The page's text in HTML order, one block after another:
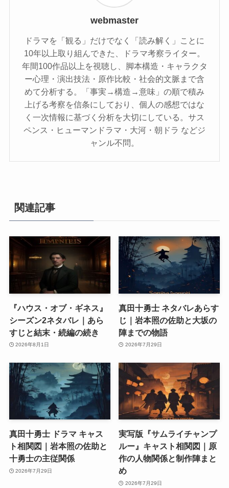
webmaster
ドラマを「観る」だけでなく「読み解く」ことに
10年以上取り組んできた、ドラマ考察ライター。
年間100作品以上を視聴し、脚本構造・キャラクタ
ー心理・演出技法・原作比較・社会的文脈まで含
めて分析する。「事実→構造→意味」の順で積み
上げる考察を信条にしており、個人の感想ではな
く一次情報に基づく分析を大切にしている。サス
ペンス・ヒューマンドラマ・大河・朝ドラ などジ
ャンル不問。
関連記事
『ハウス・オブ・ギネス』
シーズン2ネタバレ｜あら
すじと結末・続編の続き
2026年8月1日
真田十勇士 ネタバレあらす
じ｜岩本照の佐助と大坂の
陣までの物語
2026年7月29日
真田十勇士 ドラマ キャス
ト相関図｜岩本照の佐助と
十勇士の主従関係
2026年7月29日
実写版『サムライチャンプ
ルー』キャスト相関図｜原
作の人物関係と制作陣まと
め
2026年7月29日